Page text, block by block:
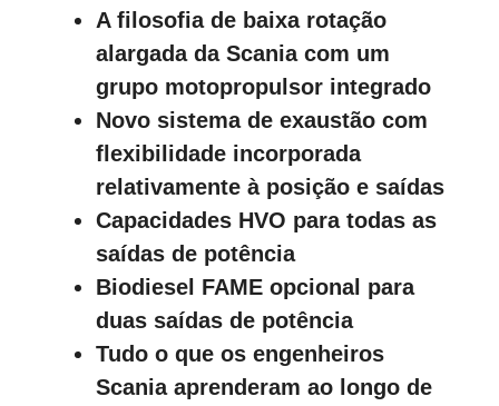
A filosofia de baixa rotação
alargada da Scania com um
grupo motopropulsor integrado
Novo sistema de exaustão com
flexibilidade incorporada
relativamente à posição e saídas
Capacidades HVO para todas as
saídas de potência
Biodiesel FAME opcional para
duas saídas de potência
Tudo o que os engenheiros
Scania aprenderam ao longo de